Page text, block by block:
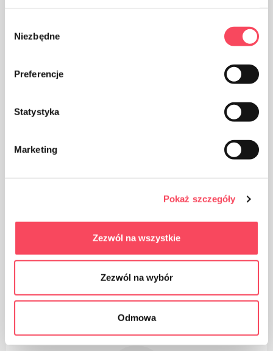
zgody
Niezbędne
Preferencje
Statystyka
Marketing
Pokaż szczegóły
Zezwól na wszystkie
Zezwól na wybór
Odmowa
Výrobok je schválený na obchodovanie v krajinách
Výhody
čerstvú prírodnú chuť, arómu a vitamíny